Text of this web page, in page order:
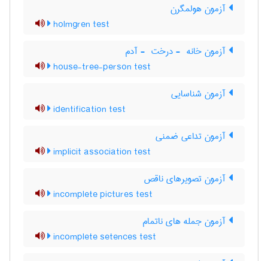
آزمون هولمگرن
holmgren test
آزمون خانه ‎ - درخت ‎ - آدم
house-tree-person test
آزمون شناسایی
identification test
آزمون تداعی ضمنی
implicit association test
آزمون تصویرهای ناقص
incomplete pictures test
آزمون جمله های ناتمام
incomplete setences test